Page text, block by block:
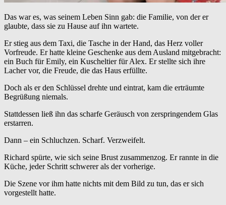
Das war es, was seinem Leben Sinn gab: die Familie, von der er
glaubte, dass sie zu Hause auf ihn wartete.
Er stieg aus dem Taxi, die Tasche in der Hand, das Herz voller
Vorfreude. Er hatte kleine Geschenke aus dem Ausland mitgebracht:
ein Buch für Emily, ein Kuscheltier für Alex. Er stellte sich ihre
Lacher vor, die Freude, die das Haus erfüllte.
Doch als er den Schlüssel drehte und eintrat, kam die erträumte
Begrüßung niemals.
Stattdessen ließ ihn das scharfe Geräusch von zerspringendem Glas
erstarren.
Dann – ein Schluchzen. Scharf. Verzweifelt.
Richard spürte, wie sich seine Brust zusammenzog. Er rannte in die
Küche, jeder Schritt schwerer als der vorherige.
Die Szene vor ihm hatte nichts mit dem Bild zu tun, das er sich
vorgestellt hatte.